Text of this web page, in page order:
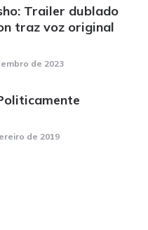
Trailer dublado
traz voz original
de 2023
de 2019